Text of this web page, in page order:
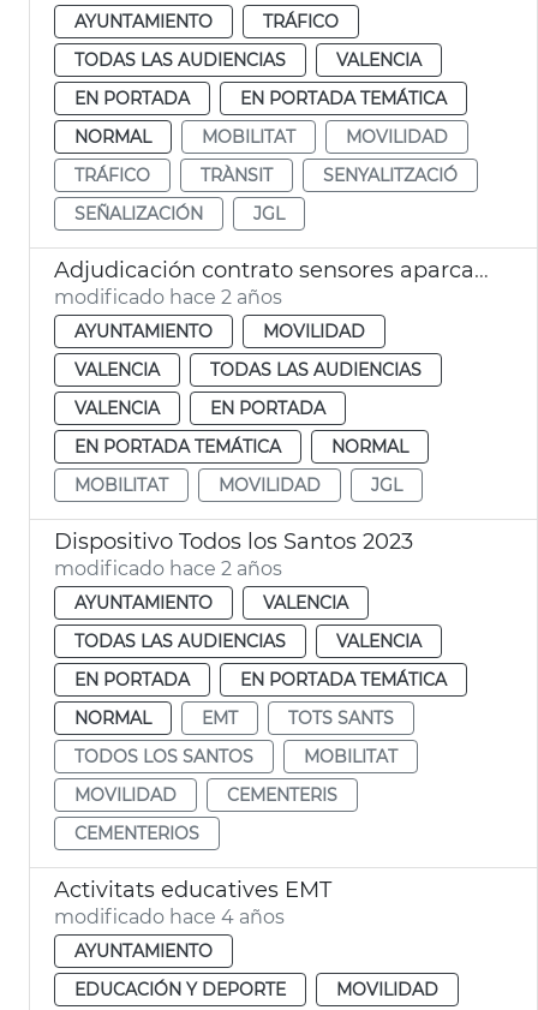
AYUNTAMIENTO
TRÁFICO
TODAS LAS AUDIENCIAS
VALENCIA
EN PORTADA
EN PORTADA TEMÁTICA
NORMAL
MOBILITAT
MOVILIDAD
TRÁFICO
TRÀNSIT
SENYALITZACIÓ
SEÑALIZACIÓN
JGL
Adjudicación contrato sensores aparcamiento
modificado hace 2 años
AYUNTAMIENTO
MOVILIDAD
VALENCIA
TODAS LAS AUDIENCIAS
VALENCIA
EN PORTADA
EN PORTADA TEMÁTICA
NORMAL
MOBILITAT
MOVILIDAD JGL
Dispositivo Todos los Santos 2023
modificado hace 2 años
AYUNTAMIENTO
VALENCIA
TODAS LAS AUDIENCIAS
VALENCIA
EN PORTADA
EN PORTADA TEMÁTICA
NORMAL
EMT
TOTS SANTS
TODOS LOS SANTOS
MOBILITAT
MOVILIDAD
CEMENTERIS
CEMENTERIOS
Activitats educatives EMT
modificado hace 4 años
AYUNTAMIENTO
EDUCACIÓN Y DEPORTE
MOVILIDAD